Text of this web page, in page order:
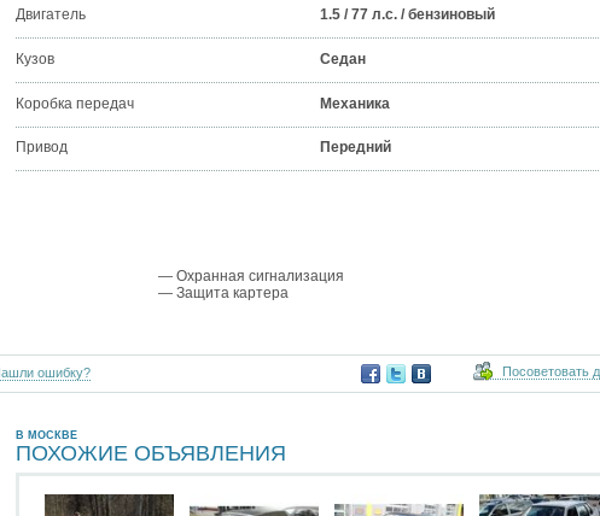
Двигатель 1.5 / 77 л.с. / бензиновый
Кузов Седан
Коробка передач Механика
Привод Передний
— Охранная сигнализация
— Защита картера
Посоветовать
Нашли ошибку?
В МОСКВЕ
ПОХОЖИЕ ОБЪЯВЛЕНИЯ